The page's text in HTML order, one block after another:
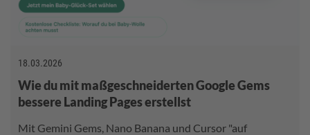
18.03.2026
Wie du mit maßgeschneiderten Google Gems
bessere Landing Pages erstellst
Mit Gemini Gems, Nano Banana und Cursor "auf